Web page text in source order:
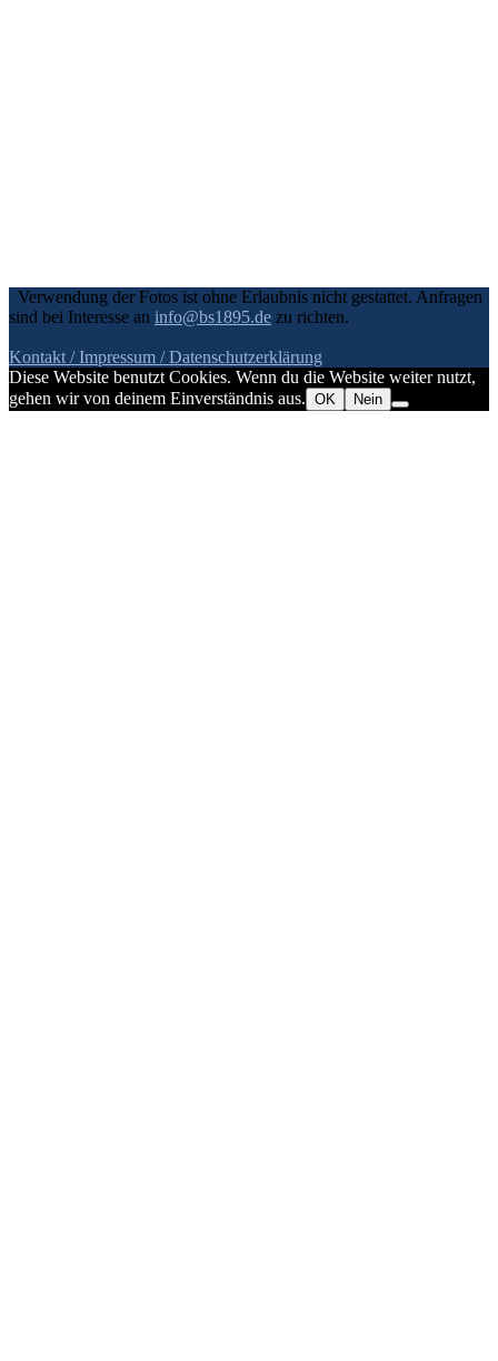
Verwendung der Fotos ist ohne Erlaubnis nicht gestattet. Anfragen
sind bei Interesse an info@bs1895.de zu richten.
Kontakt / Impressum / Datenschutzerklärung
Diese Website benutzt Cookies. Wenn du die Website weiter nutzt,
gehen wir von deinem Einverständnis aus. OK Nein